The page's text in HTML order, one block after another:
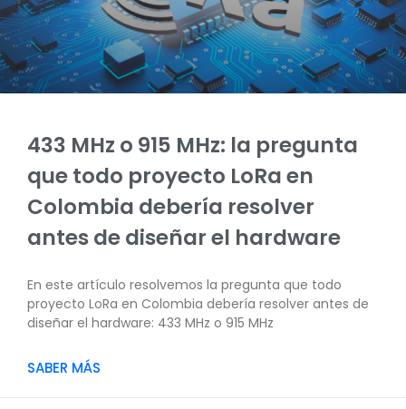
433 MHz o 915 MHz: la pregunta
que todo proyecto LoRa en
Colombia debería resolver
antes de diseñar el hardware
En este artículo resolvemos la pregunta que todo
proyecto LoRa en Colombia debería resolver antes de
diseñar el hardware: 433 MHz o 915 MHz
SABER MÁS